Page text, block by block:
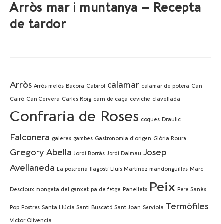
Arròs mar i muntanya – Recepta
de tardor
Arròs Arròs melós Bacora Cabirol calamar calamar de potera Can
Cairó Can Cervera Carles Roig carn de caça ceviche clavellada
Confraria de Roses coques Draulic
Falconera galeres gambes Gastronomia d'origen Glòria Roura
Gregory Abella Jordi Borràs Jordi Dalmau Josep
Avellaneda La postreria llagostí Lluís Martínez mandonguilles Marc
Descloux mongeta del ganxet pa de fetge Panellets Peix Pere Sanès
Pop Postres Santa Llúcia Santi Buscató Sant Joan Serviola Termòfiles
Victor Olivencia